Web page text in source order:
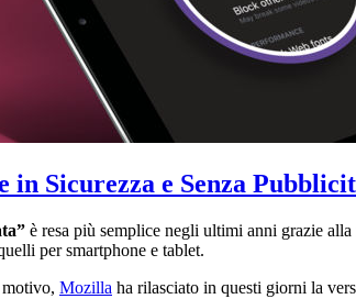
in Sicurezza e Senza
è resa più semplice negli ultimi anni grazie alla
per smartphone e tablet.
motivo, Mozilla ha rilasciato in questi giorni la